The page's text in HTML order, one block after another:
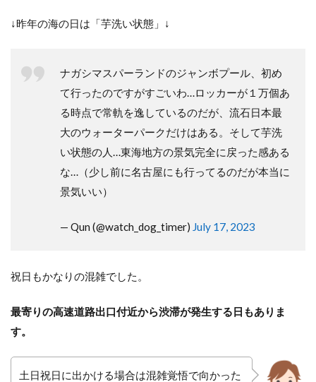
↓昨年の海の日は「芋洗い状態」↓
ナガシマスパーランドのジャンボプール、初め
て行ったのですがすごいわ…ロッカーが１万個あ
る時点で常軌を逸しているのだが、流石日本最
大のウォーターパークだけはある。そして芋洗
い状態の人…東海地方の景気完全に戻った感ある
な…（少し前に名古屋にも行ってるのだが本当に
景気いい）
— Qun (@watch_dog_timer) July 17, 2023
祝日もかなりの混雑でした。
最寄りの高速道路出口付近から渋滞が発生する日もありま
す。
土日祝日に出かける場合は混雑覚悟で向かった